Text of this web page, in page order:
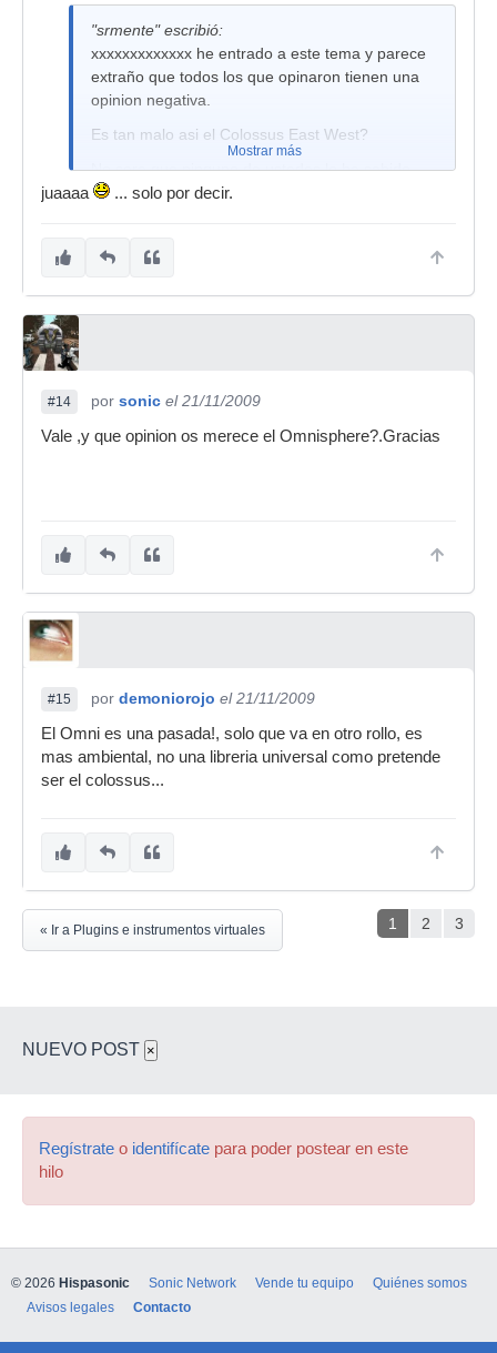
"srmente" escribió:
xxxxxxxxxxxxx he entrado a este tema y parece
extraño que todos los que opinaron tienen una
opinion negativa.
Es tan malo asi el Colossus East West?
No sera que ninguno de ustedes lo ha sabido
utilizar y recorren a la critica negativa debido al
solo por decir...
Mostrar más
juaaaa ... solo por decir.
#14 por sonic el 21/11/2009
Vale ,y que opinion os merece el Omnisphere?.Gracias
#15 por demoniorojo el 21/11/2009
El Omni es una pasada!, solo que va en otro rollo, es
mas ambiental, no una libreria universal como pretende
ser el colossus...
1 2 3
« Ir a Plugins e instrumentos virtuales
NUEVO POST ×
Regístrate o identifícate para poder postear en este
hilo
© 2026 Hispasonic Sonic Network Vende tu equipo
Quiénes somos
Avisos legales
Contacto